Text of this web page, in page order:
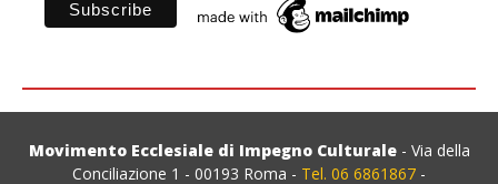
Movimento Ecclesiale di Impegno Culturale- Via della
Conciliazione 1 - 00193 Roma - Tel. 06 6861867 -